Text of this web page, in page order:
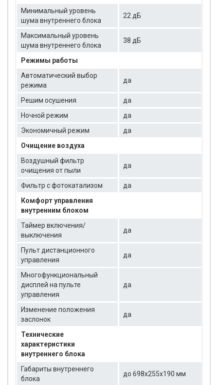
Минимальный уровень
шума внутреннего блока
22 дБ
Максимальный уровень
шума внутреннего блока
38 дБ
Режимы работы
Автоматический выбор
режима
да
Решим осушения
да
Ночной режим
да
Экономичный режим
да
Очищение воздуха
Воздушный фильтр
очищения от пыли
да
Фильтр с фотокатализом
да
Комфорт управления
внутренним блоком
Таймер включения/
выключения
да
Пульт дистанционного
управления
да
Многофункциональный
дисплей на пульте
управления
да
Изменение положения
заслонок
да
Технические
характеристики
внутреннего блока
Габариты внутреннего
блока
до 698x255x190 мм